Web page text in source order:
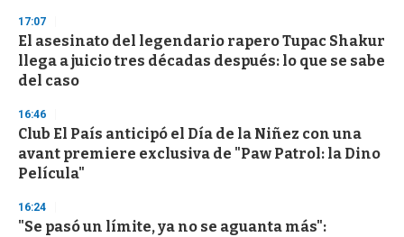
s
e
c
o
n
s
17:07
El asesinato del legendario rapero Tupac Shakur
llega a juicio tres décadas después: lo que se sabe
del caso
16:46
Club El País anticipó el Día de la Niñez con una
avant premiere exclusiva de "Paw Patrol: la Dino
Película"
16:24
"Se pasó un límite, ya no se aguanta más":